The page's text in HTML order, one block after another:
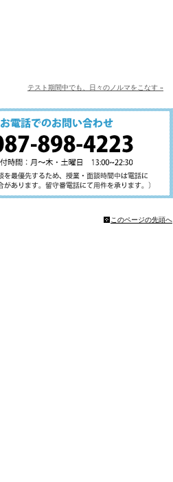
テスト期間中でも、日々のノルマをこなす »
このページの先頭へ